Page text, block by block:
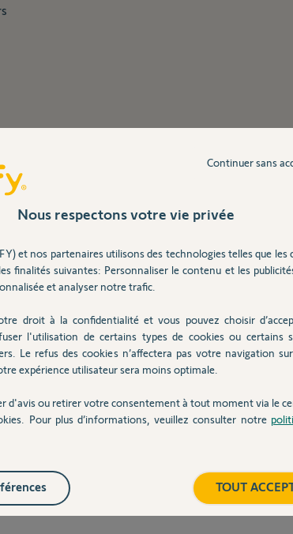
Nous respectons votre vie privée
et nos partenaires utilisons des technologies telles que les
finalités suivantes: Personnaliser le contenu et les
et analyser notre trafic.
droit à la confidentialité et vous pouvez choisir
l'utilisation de certains types de cookies ou certains
Le refus des cookies n’affectera pas votre navigation
expérience utilisateur sera moins optimale.
d'avis ou retirer votre consentement à tout moment via le
Pour plus d’informations, veuillez consulter notre
Continuer sans
TOUT